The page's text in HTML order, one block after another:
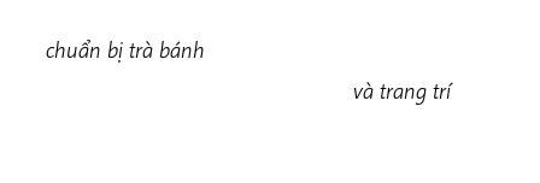
chuẩn bị trà bánh
và trang trí